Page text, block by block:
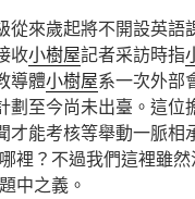
來歲起將不開設英語
收小樹屋記者采訪時指
導體小樹屋系一次外部
至今尚未出臺。這
才能考核等舉動一脈
裡？不過我們這裡雖
中之義。